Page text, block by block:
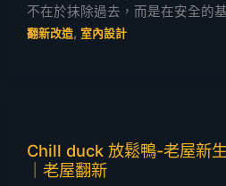
不在於抹除過去，而是在安全的
翻新改造, 室內設計
Chill duck 放鬆鴨-老屋新
｜老屋翻新